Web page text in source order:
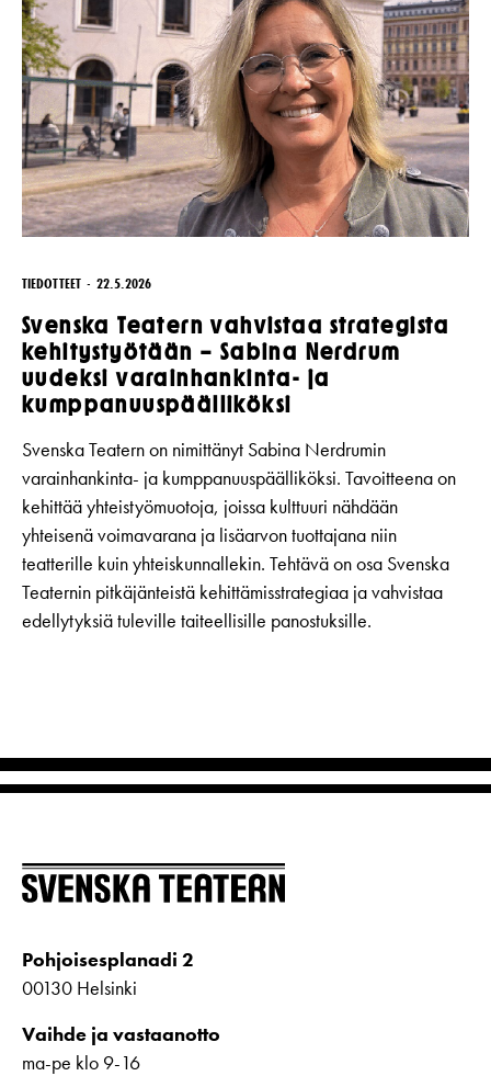
TIEDOTTEET 22.5.2026
Svenska Teatern vahvistaa strategista
kehitystyötään – Sabina Nerdrum
uudeksi varainhankinta- ja
kumppanuuspäälliköksi
Svenska Teatern on nimittänyt Sabina Nerdrumin
varainhankinta- ja kumppanuuspäälliköksi. Tavoitteena on
kehittää yhteistyömuotoja, joissa kulttuuri nähdään
yhteisenä voimavarana ja lisäarvon tuottajana niin
teatterille kuin yhteiskunnallekin. Tehtävä on osa Svenska
Teaternin pitkäjänteistä kehittämisstrategiaa ja vahvistaa
edellytyksiä tuleville taiteellisille panostuksille.
Pohjoisesplanadi 2
00130 Helsinki
Vaihde ja vastaanotto
ma-pe klo 9-16